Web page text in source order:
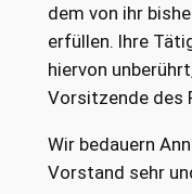
dem von ihr
erfüllen. Ihre
hiervon
Vorsitzende des
Wir bedauern
Vorstand sehr